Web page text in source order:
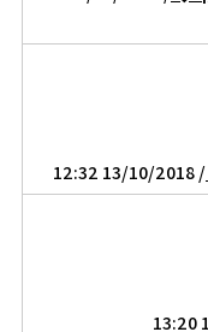
/ 13/10/2018 12:32